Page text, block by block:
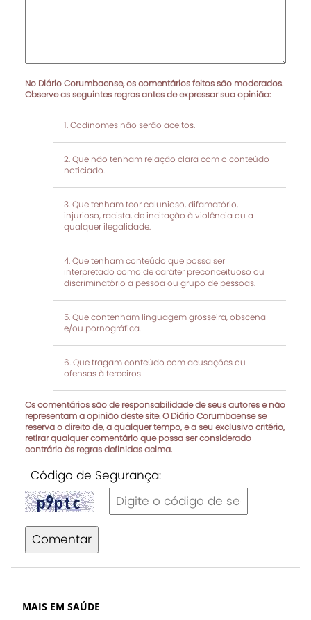
No Diário Corumbaense, os comentários feitos são moderados.
Observe as seguintes regras antes de expressar sua opinião:
Codinomes não serão aceitos.
Que não tenham relação clara com o conteúdo
noticiado.
Que tenham teor calunioso, difamatório,
injurioso, racista, de incitação à violência ou a
qualquer ilegalidade.
Que tenham conteúdo que possa ser
interpretado como de caráter preconceituoso ou
discriminatório a pessoa ou grupo de pessoas.
Que contenham linguagem grosseira, obscena
e/ou pornográfica.
Que tragam conteúdo com acusações ou
ofensas à terceiros
Os comentários são de responsabilidade de seus autores e não
representam a opinião deste site. O Diário Corumbaense se
reserva o direito de, a qualquer tempo, e a seu exclusivo critério,
retirar qualquer comentário que possa ser considerado
contrário às regras definidas acima.
Código de Segurança:
Comentar
MAIS EM SAÚDE